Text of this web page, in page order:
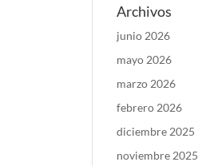
Archivos
junio 2026
mayo 2026
marzo 2026
febrero 2026
diciembre 2025
noviembre 2025